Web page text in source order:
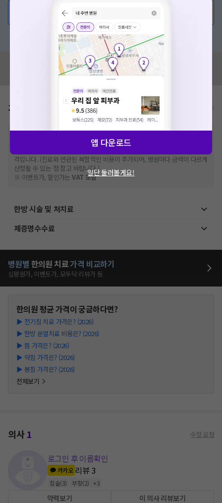
💬 무엇이든 물어보세요
혹은, 의료상담 서비스에 다양한 게시글 보러가기
혹시 잘못된 병원정보가 있나요?
모두닥 팀에 알려주세요!
가격표 비급여/급여 진료란?
※비급여 항목의 경우,추가비용 등으로 실제 가격과 상이할 수 있으니, 정확
한 가격은 해당 의료기관에 직접 문의해주세요.
건강보험심사평가원
격입니다. (진료와 연관된 복합적인 비용이 추가되어, 병원마다 금액이 다르게
산정될 수 있는 점 참고 바랍니다.)
※ 이벤트가, 할인가는VAT 포함
한방 시술 및 처치료
제증명수수료
병원별 한의원 치료가격 비교하기
심평원가, 이벤트가, 모두닥 리뷰가 등
한의원평균 가격이 궁금하다면?
▶ 전기침 치료 가격은? (2026)
▶ 한방 온열치료 비용은? (2026)
▶ 뜸 가격은? (2026)
▶ 약침 가격은? (2026)
▶ 봉침 가격은? (2026)
전체보기
의사1 수정 요청
로그인 후 이름확인
카카오 리뷰3
침술(3) 부항(2) +3
약력보기 이 의사 리뷰보기
앱 다운로드
일단 둘러볼게요!